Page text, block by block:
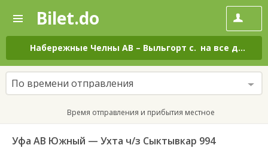
—
Поиск
и
покупка
билетов
на
автобус
онлайн
Bilet.do
Набережные Челны АВ – Выльгорт с. на все дни
По времени отправления
Время отправления и прибытия местное
Уфа АВ Южный — Ухта ч/з Сыктывкар 994